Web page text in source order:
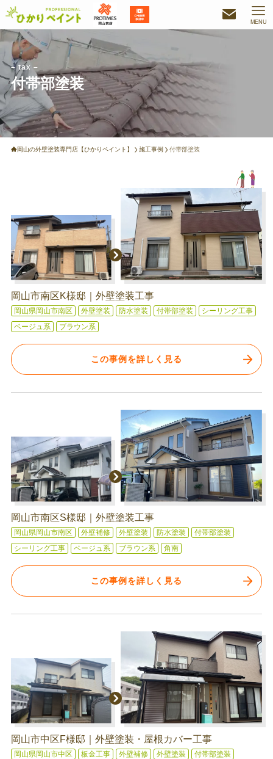
MENU
付帯部塗装
– tax –
岡山の外壁塗装専門店【ひかりペイント】 施工事例 付帯部塗装
岡山市南区K様邸｜外壁塗装工事
岡山県岡山市南区 外壁塗装 防水塗装 付帯部塗装
シーリング工事
ベージュ系
ブラウン系
この事例を詳しく見る
岡山市南区S様邸｜外壁塗装工事
岡山県岡山市南区 外壁補修 外壁塗装 防水塗装
付帯部塗装
シーリング工事
ベージュ系 ブラウン系 角南
この事例を詳しく見る
岡山市中区F様邸｜外壁塗装・屋根カバー工事
岡山県岡山市中区 板金工事 外壁補修 外壁塗装
付帯部塗装